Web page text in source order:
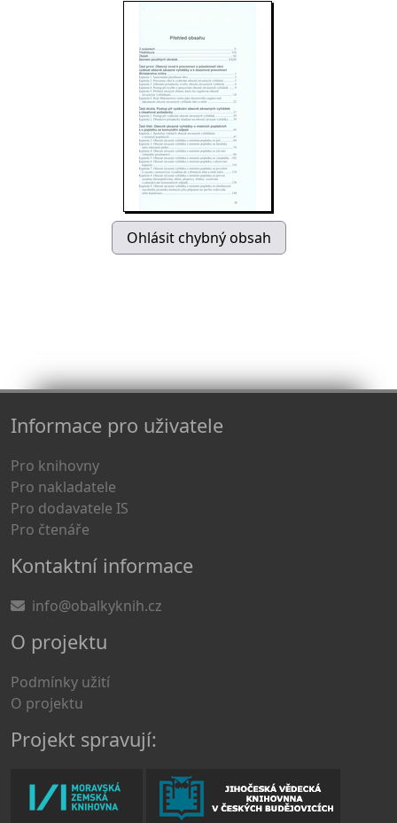
Informace pro uživatele
Pro knihovny
Pro nakladatele
Pro dodavatele IS
Pro čtenáře
Kontaktní informace
info@obalkyknih.cz
O projektu
Podmínky užití
O projektu
Projekt spravují: